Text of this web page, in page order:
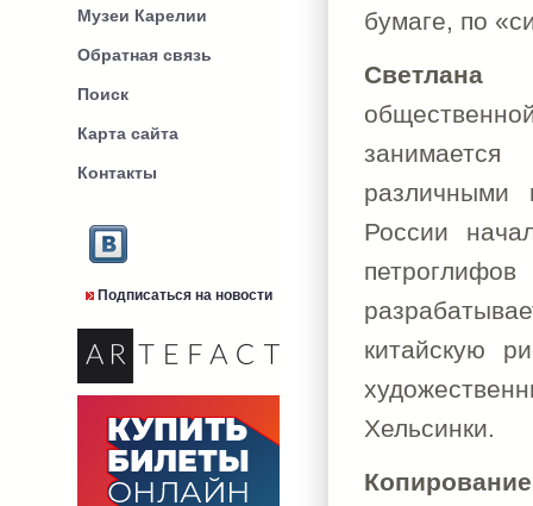
Музеи Карелии
Обратная связь
Поиск
Карта сайта
Контакты
Подписаться на новости
бумаге, по
Светлана
занимается
различными
России
китайскую
Хельсинки.